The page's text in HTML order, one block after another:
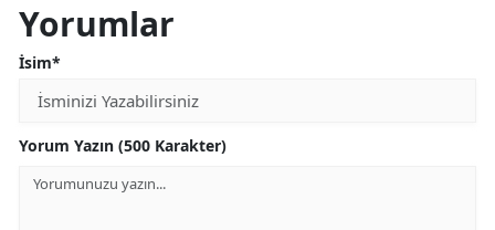
Yorumlar
İsim*
Yorum Yazın (500 Karakter)